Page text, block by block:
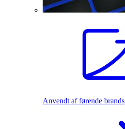
Anvendt af førende brands